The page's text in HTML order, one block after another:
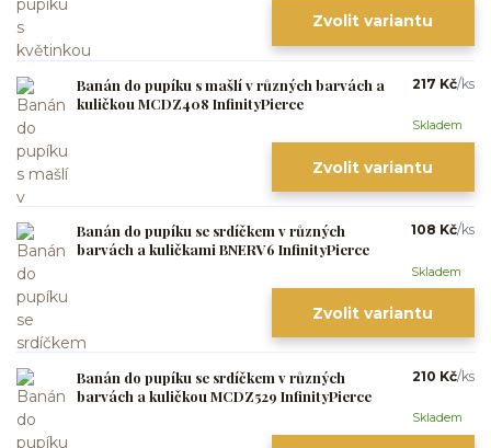
Zvolit variantu
Banán do pupíku s mašlí v různých barvách a
kuličkou MCDZ408 InfinityPierce
217 Kč/ks
Skladem
Zvolit variantu
Banán do pupíku se srdíčkem v různých
barvách a kuličkami BNERV6 InfinityPierce
108 Kč/ks
Skladem
Zvolit variantu
Banán do pupíku se srdíčkem v různých
barvách a kuličkou MCDZ529 InfinityPierce
210 Kč/ks
Skladem